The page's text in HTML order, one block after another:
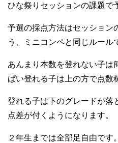
ひな祭りセッションの課題で
予選の採点方法はセッション
う、ミニコンペと同じルール
あんまり本数を登れない子は
ぱい登れる子は上の方で点数
登れる子は下のグレードが落
点差が付くようになります。
２年生までは全部足自由です。